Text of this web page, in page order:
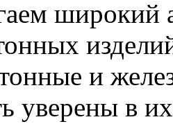
широкий
и
уверены в их